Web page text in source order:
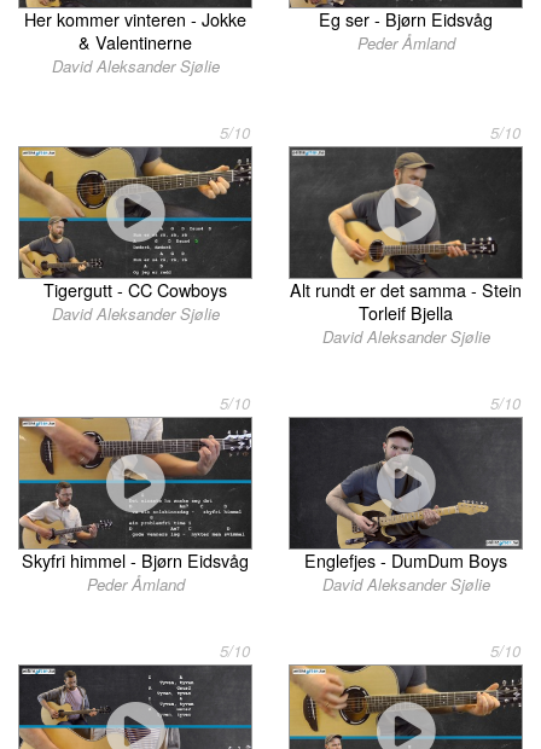
Her kommer vinteren - Jokke
& Valentinerne
David Aleksander Sjølie
Eg ser - Bjørn Eidsvåg
Peder Åmland
5/10
Tigergutt - CC Cowboys
David Aleksander Sjølie
5/10
Alt rundt er det samma - Stein
Torleif Bjella
David Aleksander Sjølie
5/10
Skyfri himmel - Bjørn Eidsvåg
Peder Åmland
5/10
Englefjes - DumDum Boys
David Aleksander Sjølie
5/10 5/10